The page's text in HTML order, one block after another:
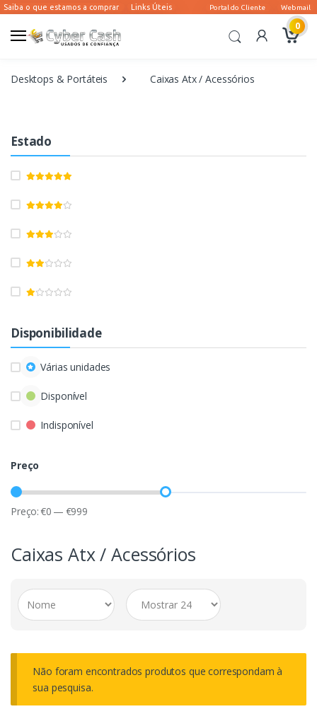
0
Desktops & Portáteis Caixas Atx / Acessórios
Estado
Disponibilidade
Várias unidades
Disponível
Indisponível
Preço
Preço:€0 — €999
Caixas Atx / Acessórios
Não foram encontrados produtos que correspondam à
sua pesquisa.